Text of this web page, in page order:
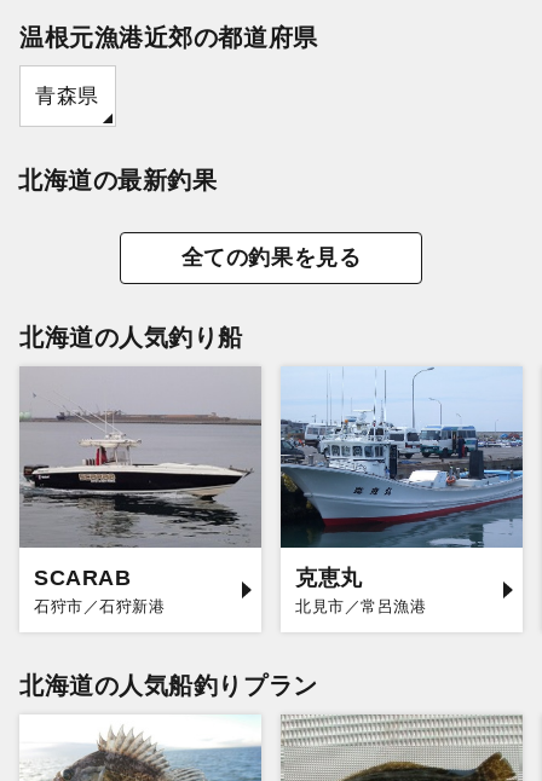
温根元漁港近郊の都道府県
青森県
北海道の最新釣果
全ての釣果を見る
北海道の人気釣り船
SCARAB
石狩市／石狩新港
克恵丸
北見市／常呂漁港
北海道の人気船釣りプラン